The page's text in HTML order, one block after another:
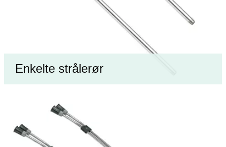
Enkelte strålerør